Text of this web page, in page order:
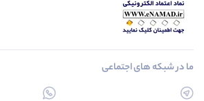
ما در شبکه های اجتماعی